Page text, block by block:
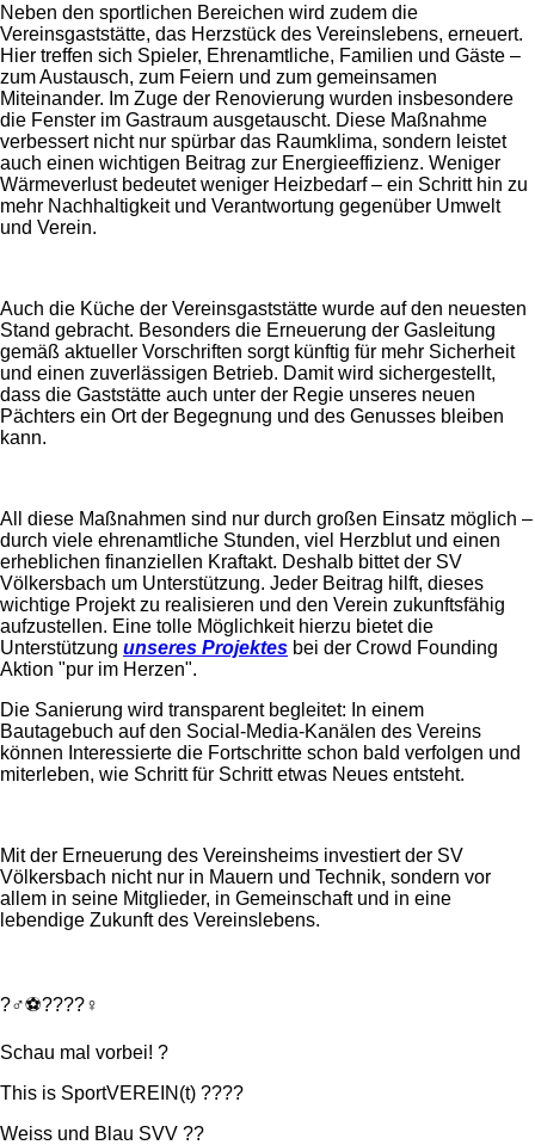
Neben den sportlichen Bereichen wird zudem die
Vereinsgaststätte, das Herzstück des Vereinslebens, erneuert.
Hier treffen sich Spieler, Ehrenamtliche, Familien und Gäste –
zum Austausch, zum Feiern und zum gemeinsamen
Miteinander. Im Zuge der Renovierung wurden insbesondere
die Fenster im Gastraum ausgetauscht. Diese Maßnahme
verbessert nicht nur spürbar das Raumklima, sondern leistet
auch einen wichtigen Beitrag zur Energieeffizienz. Weniger
Wärmeverlust bedeutet weniger Heizbedarf – ein Schritt hin zu
mehr Nachhaltigkeit und Verantwortung gegenüber Umwelt
und Verein.
Auch die Küche der Vereinsgaststätte wurde auf den neuesten
Stand gebracht. Besonders die Erneuerung der Gasleitung
gemäß aktueller Vorschriften sorgt künftig für mehr Sicherheit
und einen zuverlässigen Betrieb. Damit wird sichergestellt,
dass die Gaststätte auch unter der Regie unseres neuen
Pächters ein Ort der Begegnung und des Genusses bleiben
kann.
All diese Maßnahmen sind nur durch großen Einsatz möglich –
durch viele ehrenamtliche Stunden, viel Herzblut und einen
erheblichen finanziellen Kraftakt. Deshalb bittet der SV
Völkersbach um Unterstützung. Jeder Beitrag hilft, dieses
wichtige Projekt zu realisieren und den Verein zukunftsfähig
aufzustellen. Eine tolle Möglichkeit hierzu bietet die
Unterstützung unseres Projektes bei der Crowd Founding
Aktion "pur im Herzen".
Die Sanierung wird transparent begleitet: In einem
Bautagebuch auf den Social-Media-Kanälen des Vereins
können Interessierte die Fortschritte schon bald verfolgen und
miterleben, wie Schritt für Schritt etwas Neues entsteht.
Mit der Erneuerung des Vereinsheims investiert der SV
Völkersbach nicht nur in Mauern und Technik, sondern vor
allem in seine Mitglieder, in Gemeinschaft und in eine
lebendige Zukunft des Vereinslebens.
?‍♂️⚽️????‍♀️
Schau mal vorbei! ?
This is SportVEREIN(t) ?‍?‍?‍?
Weiss und Blau SVV ??